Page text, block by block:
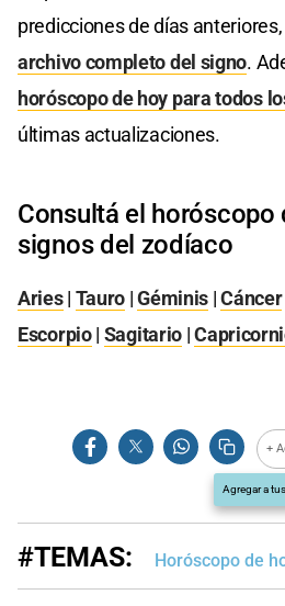
predicciones de días
archivo completo del signo.
horóscopo de hoy para todos
últimas actualizaciones.
Consultá el horóscopo
signos del zodíaco
Aries| Tauro |Géminis |Cáncer
Escorpio| Sagitario |
+
Agregar a
#TEMAS: Horóscopo de